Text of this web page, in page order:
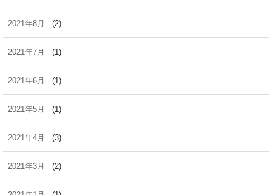
2021年8月 (2)
2021年7月 (1)
2021年6月 (1)
2021年5月 (1)
2021年4月 (3)
2021年3月 (2)